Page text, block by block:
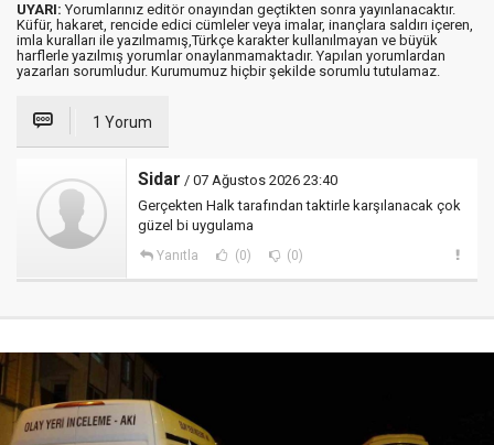
UYARI: Yorumlarınız editör onayından geçtikten sonra yayınlanacaktır.
Küfür, hakaret, rencide edici cümleler veya imalar, inançlara saldırı içeren,
imla kuralları ile yazılmamış,Türkçe karakter kullanılmayan ve büyük
harflerle yazılmış yorumlar onaylanmamaktadır. Yapılan yorumlardan
yazarları sorumludur. Kurumumuz hiçbir şekilde sorumlu tutulamaz.
1 Yorum
Sidar / 07 Ağustos 2026 23:40
Gerçekten Halk tarafından taktirle karşılanacak çok
güzel bi uygulama
Yanıtla (0) (0)